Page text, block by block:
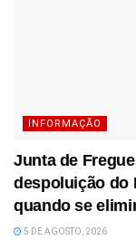
INFORMAÇÃO
Junta de
despoluição do
quando se
5 DE AGOSTO, 2026